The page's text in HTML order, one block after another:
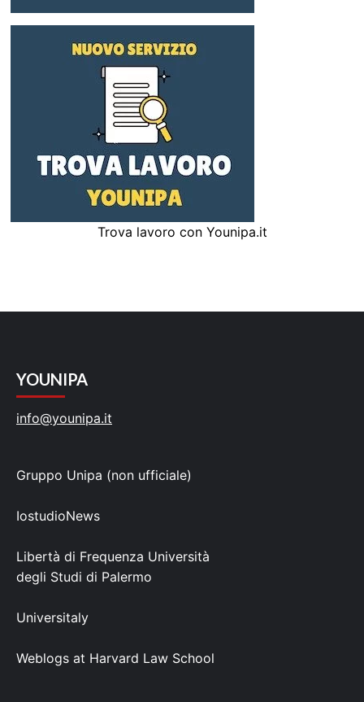
Trova lavoro con Younipa.it
YOUNIPA
info@younipa.it
Gruppo Unipa (non ufficiale)
IostudioNews
Libertà di Frequenza Università
degli Studi di Palermo
Universitaly
Weblogs at Harvard Law School